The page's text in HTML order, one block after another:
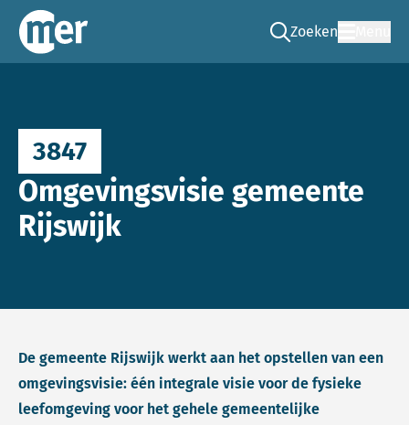
Commissie mer
Zoeken
Ga naar de zoek
3847
Omgevingsvisie gemeente
Rijswijk
De gemeente Rijswijk werkt aan het opstellen van een
omgevingsvisie: één integrale visie voor de fysieke
leefomgeving voor het gehele gemeentelijke